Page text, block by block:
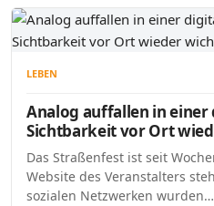
LEBEN
Analog auffallen in einer
Sichtbarkeit vor Ort
Das Straßenfest ist seit
Website des Veranstalters
sozialen Netzwerken wurden…